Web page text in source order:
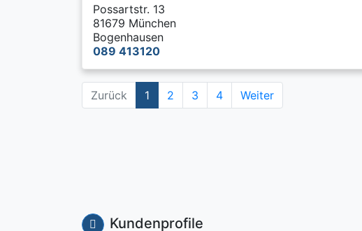
Possartstr. 13
81679 München
Bogenhausen
089 413120
Zurück 1 2 3 4 Weiter
Kundenprofile